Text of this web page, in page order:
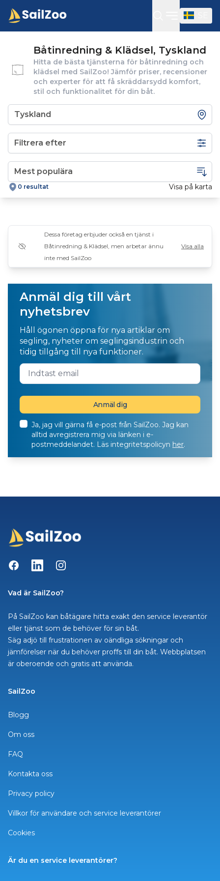
Öppna
Båtinredning & Klädsel, Tyskland
Hitta de bästa tjänsterna för båtinredning och
klädsel med SailZoo! Jämför priser, recensioner
och experter för att få skräddarsydd komfort,
stil och funktionalitet för din båt.
Filtrera efter
0 resultat Visa på karta
Dessa företag erbjuder också en tjänst i
Båtinredning & Klädsel, men arbetar ännu
inte med SailZoo
Visa alla
Anmäl dig till vårt
nyhetsbrev
Håll ögonen öppna för nya artiklar om
segling, nyheter om seglingsindustrin och
tidig tillgång till nya funktioner.
Ja, jag vill gärna få e-post från SailZoo. Jag kan
alltid avregistrera mig via länken i e-
postmeddelandet. Läs integritetspolicyn her.
FacebookLinkedInInstagram
Vad är SailZoo?
På SailZoo kan båtägare hitta exakt den service leverantör
eller tjänst som de behöver för sin båt.
Säg adjö till frustrationen av oändliga sökningar och
jämförelser när du behöver proffs till din båt. Webbplatsen
är oberoende och gratis att använda.
SailZoo
Blogg
Om oss
FAQ
Kontakta oss
Privacy policy
Villkor för användare och service leverantörer
Cookies
Är du en service leverantörer?